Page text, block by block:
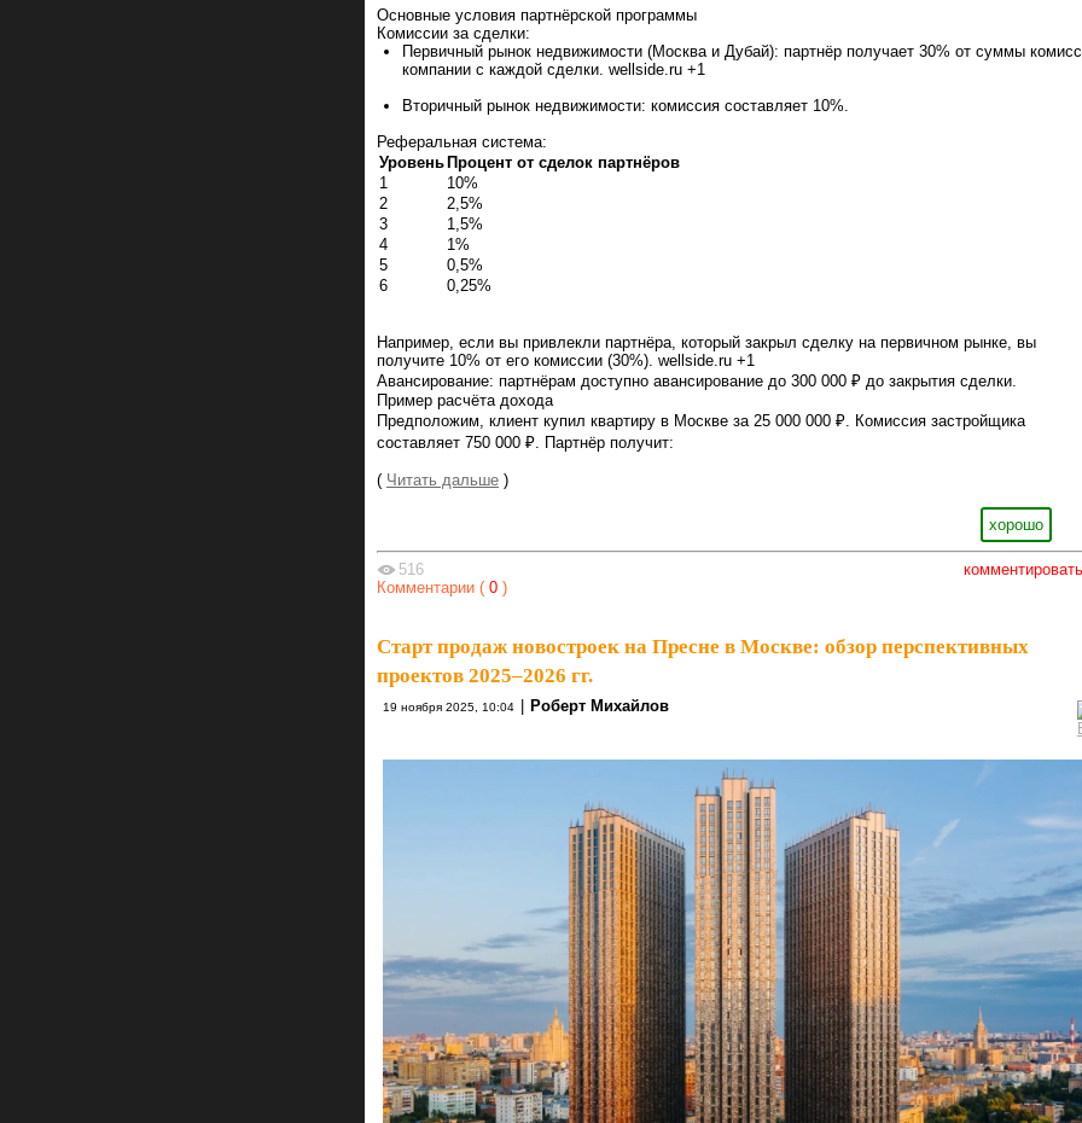
Основные условия партнёрской программы
Комиссии за сделки:
Первичный рынок недвижимости (Москва и Дубай): партнёр получает 30% от суммы
компании с каждой сделки. wellside.ru +1
Вторичный рынок недвижимости: комиссия составляет 10%.
Реферальная система:
Уровень Процент от сделок партнёров
1
10%
2
2,5%
3
1,5%
4
1%
5
0,5%
6
0,25%
Например, если вы привлекли партнёра, который закрыл сделку на первичном рынке, вы
получите 10% от его комиссии (30%). wellside.ru +1
Авансирование: партнёрам доступно авансирование до 300 000 ₽ до закрытия сделки.
Пример расчёта дохода
Предположим, клиент купил квартиру в Москве за 25 000 000 ₽. Комиссия застройщика
составляет 750 000 ₽. Партнёр получит:
( Читать дальше )
хорошо
комментировать
516
Комментарии ( 0 )
Старт продаж новостроек на Пресне в Москве: обзор перспективных
проектов 2025–2026 гг.
19 ноября 2025, 10:04 Роберт Михайлов